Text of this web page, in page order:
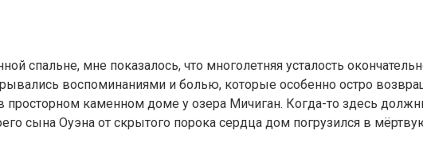
спальне, мне показалось, что многолетняя усталость
воспоминаниями и болью, которые особенно остро
просторном каменном доме у озера Мичиган. Когда-то здесь
сына Оуэна от скрытого порока сердца дом погрузился в